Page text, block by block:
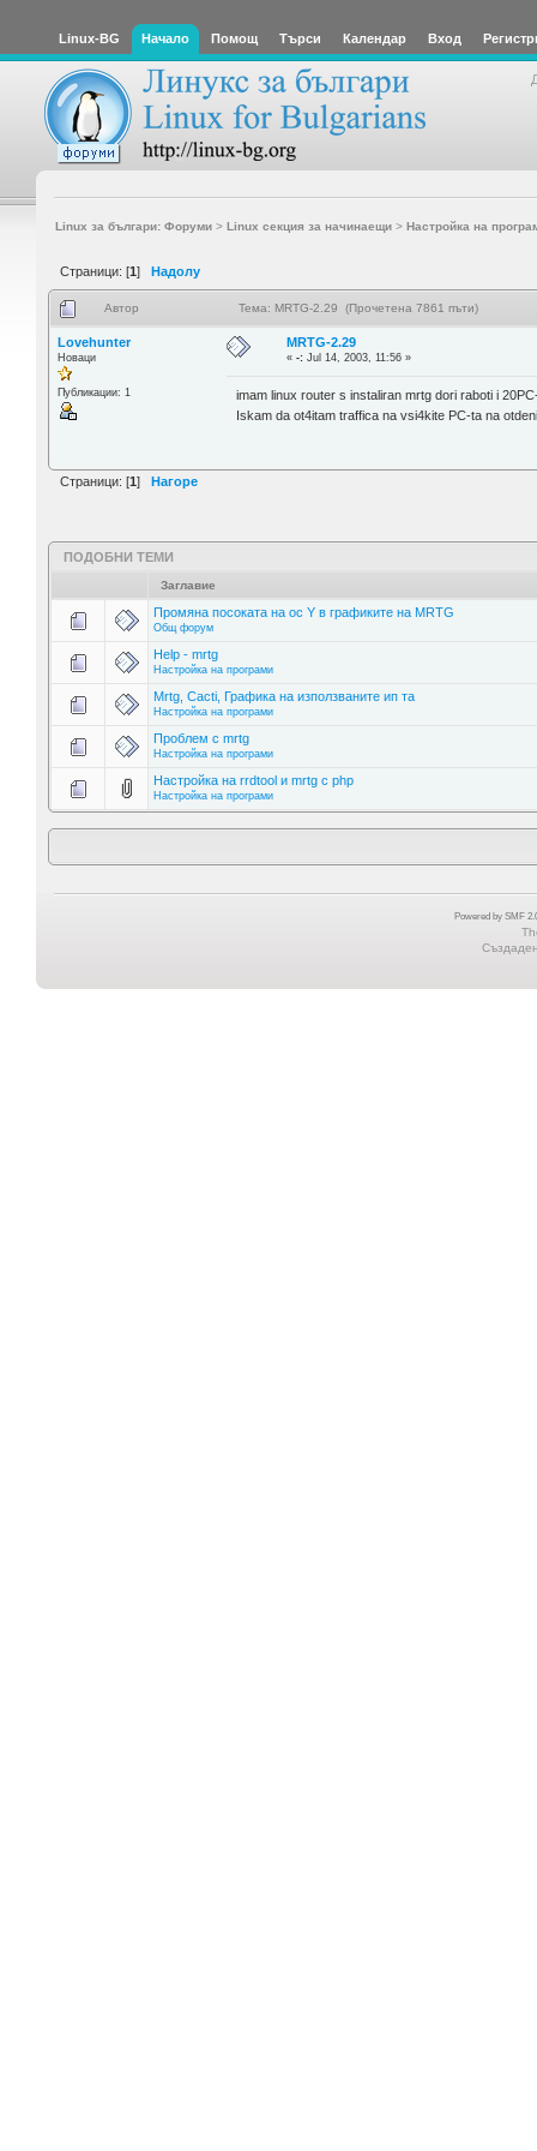
Linux-BG Начало Помощ Търси Календар Вход
Linux за българи: Форуми> Linux секция за начинаещи> Настройка на
Страници: [1] Надолу
Автор Тема: MRTG-2.29 (Прочетена 7861 пъти)
Lovehunter
Новаци
Публикации: 1
MRTG-2.29
«-: Jul 14, 2003, 11:56 »
imam linux router s instaliran mrtg dori raboti i
Iskam da ot4itam traffica na vsi4kite PC-ta na
Страници: [1] Нагоре
ПОДОБНИ ТЕМИ
Заглавие
Промяна посоката на ос Y в графиките на MRTG
Общ форум
Help - mrtg
Настройка на програми
Mrtg, Cacti, Графика на използваните ип та
Настройка на програми
Проблем с mrtg
Настройка на програми
Настройка на rrdtool и mrtg с php
Настройка на програми
Powered by SMF